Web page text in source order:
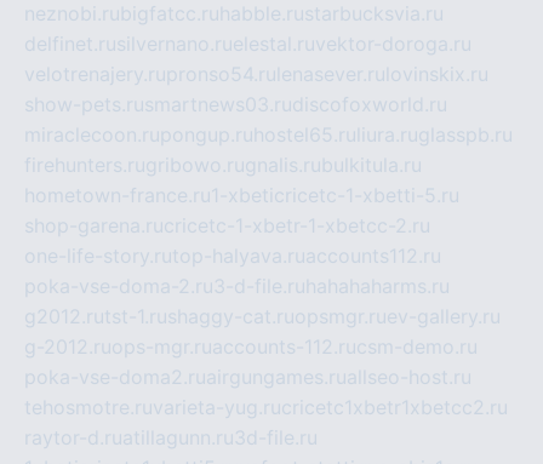
neznobi.rubigfatcc.ru habble.rustarbucksvia.ru
delfinet.rusilvernano.ruelestal.ruvektor-doroga.ru
velotrenajery.rupronso54.ru lenasever.ru lovinskix.ru
show-pets.rusmartnews03.rudiscofoxworld.ru
miraclecoon.rupongup.ru hostel65.ru liura.ruglasspb.ru
firehunters.rugribowo.rugnalis.rubulkitula.ru
hometown-france.ru1-xbeticricetc-1-xbetti-5.ru
shop-garena.rucricetc-1-xbetr-1-xbetcc-2.ru
one-life-story.rutop-halyava.ruaccounts112.ru
poka-vse-doma-2.ru3-d-file.ru hahahaharms.ru
g2012.rutst-1.rushaggy-cat.ruopsmgr.ruev-gallery.ru
g-2012.ruops-mgr.ruaccounts-112.rucsm-demo.ru
poka-vse-doma2.ruairgungames.ruallseo-host.ru
tehosmotre.ruvarieta-yug.rucricetc1xbetr1xbetcc2.ru
raytor-d.ruatillagunn.ru3d-file.ru